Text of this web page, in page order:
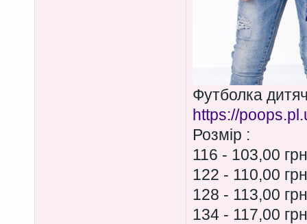
Футболка
https://
Розмір :
116 - 103,00 грн
122 - 110,00 грн
128 - 113,00 грн
134 - 117,00 грн